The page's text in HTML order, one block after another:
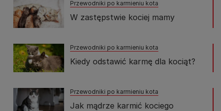
Przewodniki po karmieniu kota
W zastępstwie kociej mamy
Przewodniki po karmieniu kota
Kiedy odstawić karmę dla kociąt?
Przewodniki po karmieniu kota
Jak mądrze karmić kociego